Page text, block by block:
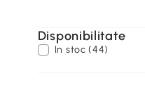
Disponibilitate
In stoc (44)